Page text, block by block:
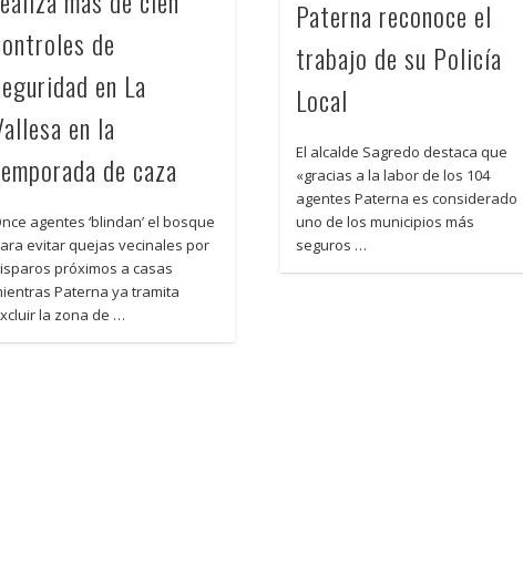
de
en La
en la
de caza
agentes ‘blindan’ el bosque
evitar quejas vecinales por
próximos a casas
Paterna ya tramita
la zona de …
Paterna reconoce el
trabajo de su Policía
Local
El alcalde Sagredo destaca que
«gracias a la labor de los 104
agentes Paterna es considerado
uno de los municipios más
seguros …